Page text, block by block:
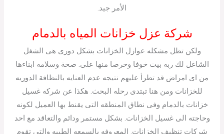
الأمر جيد.
شركة عزل خزانات المياه بالدمام
ولكن تظل مشكله عوازل الخزانات بشكل دورى هى الشغل
الشاغل لك ربه بيت خوفا وحرصا منها على. صحة وسلامه ابناءها
من اى امراض قد تطرأ عليهم نتيجه عدم العنايه بالنظافة الدوريه
للخزانات ومن هنا تبتدى رحله البحث. هكذا عن شركه غسيل
خزانات بالدمام وفى نطاق المنطقه التى يقنط بها العميل لكونه
وحاجته الى غسيل الخزانات. بشكل مستمر ودائم والتعاقد مع احد
شركات تنظيف الخزانات. المعروفه بالسمعه الطيبه والتى تقوم